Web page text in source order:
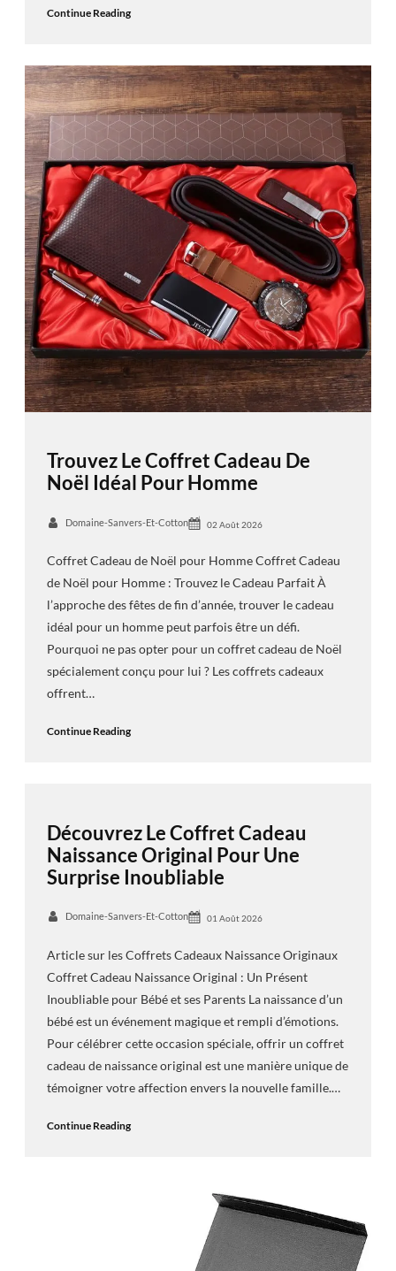
Continue Reading
Trouvez Le Coffret Cadeau De
Noël Idéal Pour Homme
Domaine-Sanvers-Et-Cotton 02 Août 2026
Coffret Cadeau de Noël pour Homme Coffret Cadeau
de Noël pour Homme : Trouvez le Cadeau Parfait À
l’approche des fêtes de fin d’année, trouver le cadeau
idéal pour un homme peut parfois être un défi.
Pourquoi ne pas opter pour un coffret cadeau de Noël
spécialement conçu pour lui ? Les coffrets cadeaux
offrent…
Continue Reading
Découvrez Le Coffret Cadeau
Naissance Original Pour Une
Surprise Inoubliable
Domaine-Sanvers-Et-Cotton 01 Août 2026
Article sur les Coffrets Cadeaux Naissance Originaux
Coffret Cadeau Naissance Original : Un Présent
Inoubliable pour Bébé et ses Parents La naissance d’un
bébé est un événement magique et rempli d’émotions.
Pour célébrer cette occasion spéciale, offrir un coffret
cadeau de naissance original est une manière unique de
témoigner votre affection envers la nouvelle famille.…
Continue Reading